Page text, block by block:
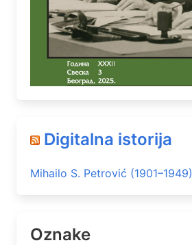
Digitalna istorija
Mihailo S. Petrović (1901–1949)
Oznake